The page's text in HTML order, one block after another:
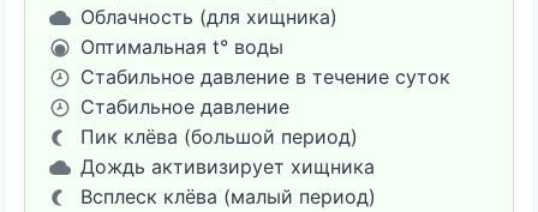
Облачность (для хищника)
Оптимальная t° воды
Стабильное давление в течение суток
Стабильное давление
Пик клёва (большой период)
Дождь активизирует хищника
Всплеск клёва (малый период)